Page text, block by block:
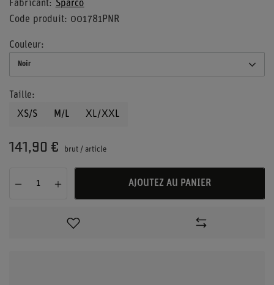
Fabricant
Sparco
Code produit
001781PNR
Couleur
Noir
Taille
XS/S
M/L XL/XXL
141,90 € brut / article
AJOUTEZ AU PANIER